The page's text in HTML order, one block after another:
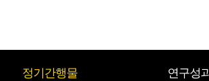
정기간행물 연구성